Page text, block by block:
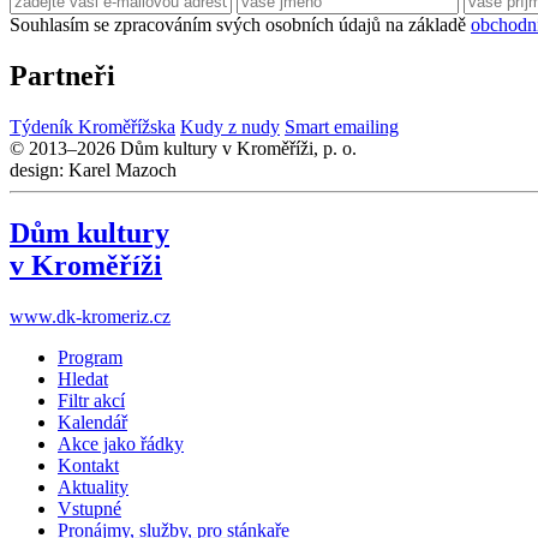
Souhlasím se zpracováním svých osobních údajů na základě
Partneři
Týdeník Kroměřížska Kudy z nudy Smart emailing
© 2013–2026 Dům kultury v Kroměříži, p. o.
design: Karel Mazoch
Dům kultury
v Kroměříži
www.dk-kromeriz.cz
Program
Hledat
Filtr akcí
Kalendář
Akce jako řádky
Kontakt
Aktuality
Vstupné
Pronájmy, služby, pro stánkaře